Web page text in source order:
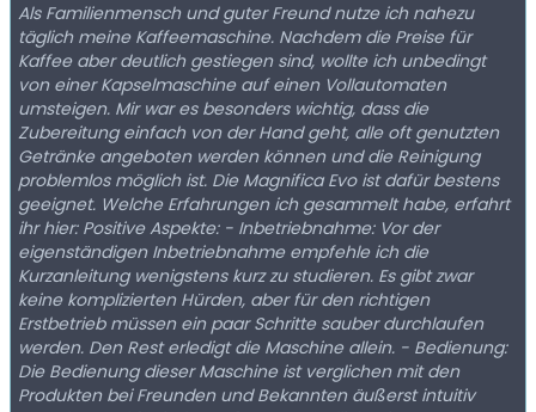
Als Familienmensch und guter Freund nutze ich nahezu
täglich meine Kaffeemaschine. Nachdem die Preise für
Kaffee aber deutlich gestiegen sind, wollte ich unbedingt
von einer Kapselmaschine auf einen Vollautomaten
umsteigen. Mir war es besonders wichtig, dass die
Zubereitung einfach von der Hand geht, alle oft genutzten
Getränke angeboten werden können und die Reinigung
problemlos möglich ist. Die Magnifica Evo ist dafür bestens
geeignet. Welche Erfahrungen ich gesammelt habe, erfahrt
ihr hier: Positive Aspekte: - Inbetriebnahme: Vor der
eigenständigen Inbetriebnahme empfehle ich die
Kurzanleitung wenigstens kurz zu studieren. Es gibt zwar
keine komplizierten Hürden, aber für den richtigen
Erstbetrieb müssen ein paar Schritte sauber durchlaufen
werden. Den Rest erledigt die Maschine allein. - Bedienung:
Die Bedienung dieser Maschine ist verglichen mit den
Produkten bei Freunden und Bekannten äußerst intuitiv